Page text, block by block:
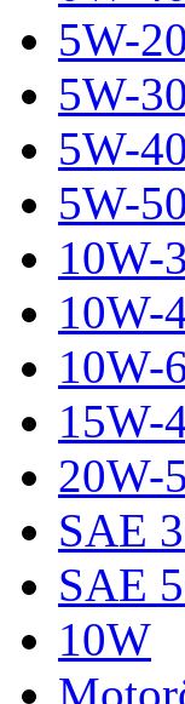
5W-20
5W-30
5W-40
5W-50
10W-
10W-
10W-
15W-
20W-
SAE
SAE
10W